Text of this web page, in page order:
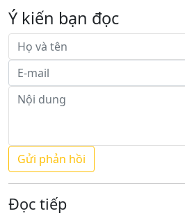
Ý kiến bạn đọc
Đọc tiếp